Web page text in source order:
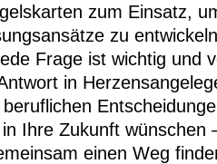
zum Einsatz,
zu
Frage ist wichtig und
in
Ihre Zukunft wünschen
einen Weg